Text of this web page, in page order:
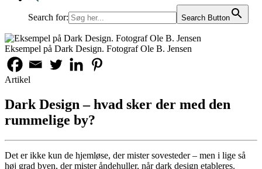
Search for: Search Button
Eksempel på Dark Design. Fotograf Ole B. Jensen
Artikel
Dark Design – hvad sker der med den
rummelige by?
Det er ikke kun de hjemløse, der mister sovesteder – men i lige så
høj grad byen, der mister åndehuller, når dark design etableres.